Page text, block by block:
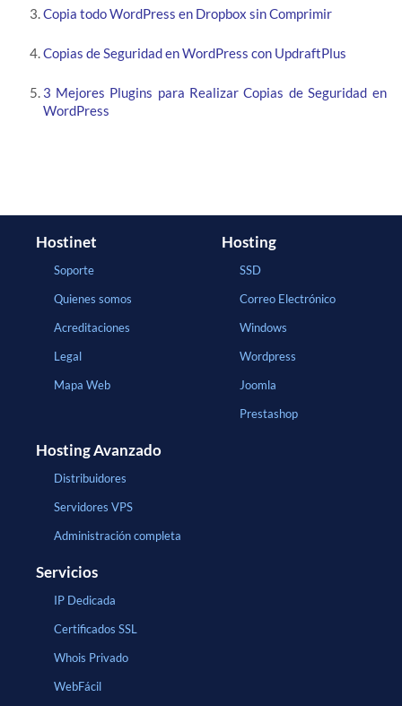
Copia todo WordPress en Dropbox sin Comprimir
Copias de Seguridad en WordPress con UpdraftPlus
3 Mejores Plugins para Realizar Copias de Seguridad en
WordPress
Hostinet
Soporte
Quienes somos
Acreditaciones
Legal
Mapa Web
Hosting
SSD
Correo Electrónico
Windows
Wordpress
Joomla
Prestashop
Hosting Avanzado
Distribuidores
Servidores VPS
Administración completa
Servicios
IP Dedicada
Certificados SSL
Whois Privado
WebFácil